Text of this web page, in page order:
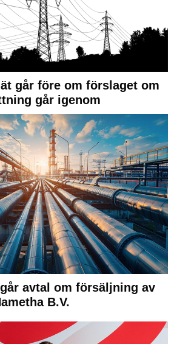
går före om förslaget om
går igenom
avtal om försäljning av
B.V.